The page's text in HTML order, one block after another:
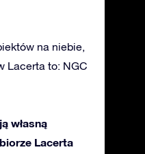
na niebie,
Lacerta to: NGC
własną
Lacerta